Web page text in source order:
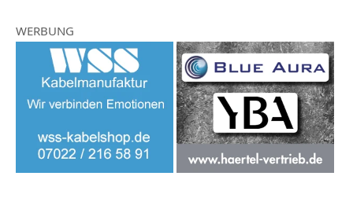
WERBUNG